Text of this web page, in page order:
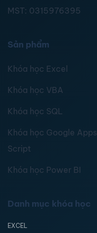
MST: 0315976395
Sản phẩm
Khóa học Excel
Khóa học VBA
Khóa học SQL
Khóa học Google Apps
Script
Khóa học Power BI
Danh mục khóa học
EXCEL